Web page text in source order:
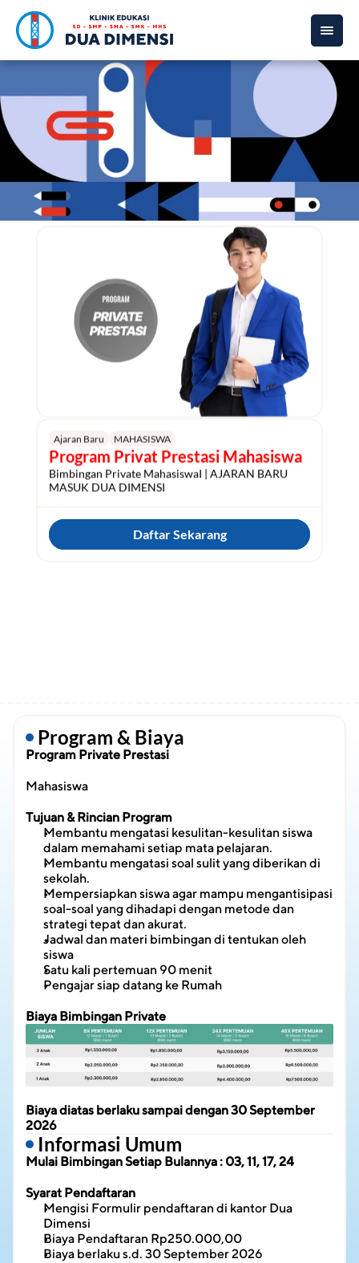
Ajaran Baru MAHASISWA
Program Privat Prestasi Mahasiswa
Bimbingan Private MahasiswaI | AJARAN BARU
MASUK DUA DIMENSI
Daftar Sekarang
Program & Biaya
Program Private Prestasi
Mahasiswa
Tujuan & Rincian Program
Membantu mengatasi kesulitan-kesulitan siswa
dalam memahami setiap mata pelajaran.
Membantu mengatasi soal sulit yang diberikan di
sekolah.
Mempersiapkan siswa agar mampu mengantisipasi
soal-soal yang dihadapi dengan metode dan
strategi tepat dan akurat.
Jadwal dan materi bimbingan di tentukan oleh
siswa
Satu kali pertemuan 90 menit
Pengajar siap datang ke Rumah
Biaya Bimbingan Private
Biaya diatas berlaku sampai dengan 30 September
2026
Informasi Umum
Mulai Bimbingan Setiap Bulannya : 03, 11, 17, 24
Syarat Pendaftaran
Mengisi Formulir pendaftaran di kantor Dua
Dimensi
Biaya Pendaftaran Rp250.000,00
Biaya berlaku s.d. 30 September 2026